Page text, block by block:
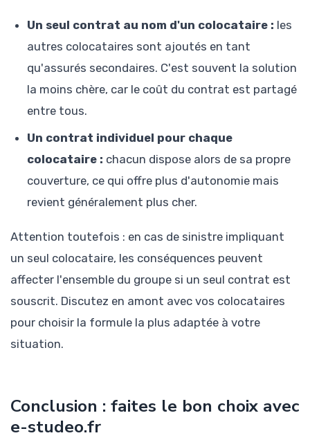
Un seul contrat au nom d'un colocataire : les
autres colocataires sont ajoutés en tant
qu'assurés secondaires. C'est souvent la solution
la moins chère, car le coût du contrat est partagé
entre tous.
Un contrat individuel pour chaque
colocataire : chacun dispose alors de sa propre
couverture, ce qui offre plus d'autonomie mais
revient généralement plus cher.
Attention toutefois : en cas de sinistre impliquant
un seul colocataire, les conséquences peuvent
affecter l'ensemble du groupe si un seul contrat est
souscrit. Discutez en amont avec vos colocataires
pour choisir la formule la plus adaptée à votre
situation.
Conclusion : faites le bon choix avec
e-studeo.fr